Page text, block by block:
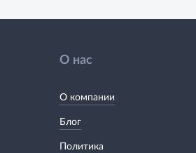
О нас
О компании
Блог
Политика